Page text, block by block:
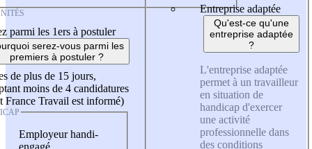
parmi les 1ers à postuler
serez-vous parmi les
premiers à postuler ?
de plus de 15 jours,
moins de 4 candidatures
France Travail est informé)
Employeur handi-
Entreprise adaptée
Qu'est-ce qu'une
entreprise adaptée
?
L'entreprise adaptée
permet à un travailleur
en situation de
handicap d'exercer
une activité
professionnelle dans
des conditions